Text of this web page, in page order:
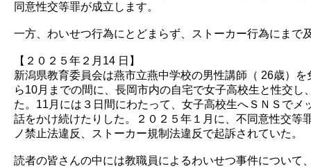
同意性交等罪が成立します。
一方、わいせつ行為にとどまらず、ストーカー行為にまで
【２０２５年２月14 日】
新潟県教育委員会は燕市立燕中学校の男性講師（ 26歳）
ら10月までの間に、長岡市内の自宅で女子高校生と性交し
た。11月には３日間にわたって、女子高校生へＳＮＳでメ
話をかけ続けたりした。２０２５年１月に、不同意性交等
ノ禁止法違反、ストーカー規制法違反で起訴されていた。
読者の皆さんの中には教職員によるわいせつ事件について